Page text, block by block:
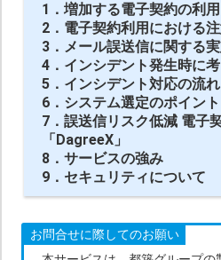
1．増加する電子契約の利用
2．電子契約利用における
3．メール誤送信に関する
4．インシデント発生時に
5．インシデント対応の流れ
6．システム選定のポイント
7．誤送信リスク低減 電子
「DagreeX」
8．サービスの強み
9．セキュリティについて
お問合せに際してのお願い